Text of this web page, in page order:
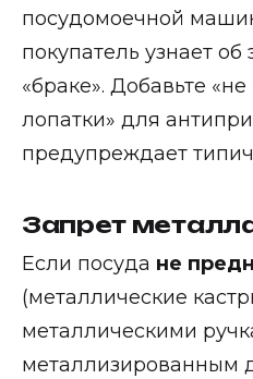
посудомоечной
покупатель узнает
«браке». Добавьте
лопатки» для
предупреждает
Запрет
Если посуда не
(металлические
металлическими
металлизированным